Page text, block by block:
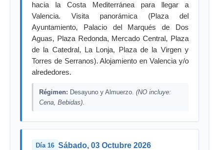
hacia la Costa Mediterránea para llegar a
Valencia. Visita panorámica (Plaza del
Ayuntamiento, Palacio del Marqués de Dos
Aguas, Plaza Redonda, Mercado Central, Plaza
de la Catedral, La Lonja, Plaza de la Virgen y
Torres de Serranos). Alojamiento en Valencia y/o
alrededores.
Régimen: Desayuno y Almuerzo. (NO incluye:
Cena, Bebidas)
Día 16 Sábado, 03 Octubre 2026